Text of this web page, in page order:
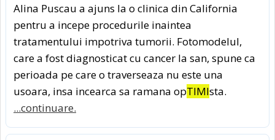
Alina Puscau a ajuns la o clinica din California
pentru a incepe procedurile inaintea
tratamentului impotriva tumorii. Fotomodelul,
care a fost diagnosticat cu cancer la san, spune ca
perioada pe care o traverseaza nu este una
usoara, insa incearca sa ramana opTIMIsta.
...continuare.